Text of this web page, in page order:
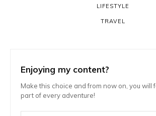
LIFESTYLE
TRAVEL
Enjoying my content?
Make this choice and from now on, you will
part of every adventure!